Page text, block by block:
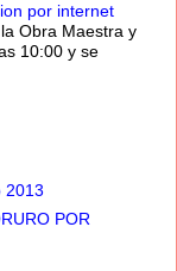
por internet
Obra Maestra y
10:00 y se
2013
POR